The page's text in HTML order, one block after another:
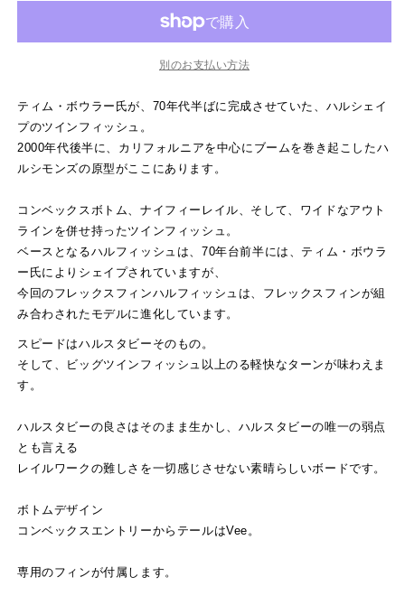
す
増
や
す
別のお支払い方法
ティム・ボウラー氏が、70年代半ばに完成させていた、ハルシェイ
プのツインフィッシュ。
2000年代後半に、カリフォルニアを中心にブームを巻き起こしたハ
ルシモンズの原型がここにあります。
コンベックスボトム、ナイフィーレイル、そして、ワイドなアウト
ラインを併せ持ったツインフィッシュ。
ベースとなるハルフィッシュは、70年台前半には、ティム・ボウラ
ー氏によりシェイプされていますが、
今回のフレックスフィンハルフィッシュは、フレックスフィンが組
み合わされたモデルに進化しています。
スピードはハルスタビーそのもの。
そして、ビッグツインフィッシュ以上のる軽快なターンが味わえま
す。
ハルスタビーの良さはそのまま生かし、ハルスタビーの唯一の弱点
とも言える
レイルワークの難しさを一切感じさせない素晴らしいボードです。
ボトムデザイン
コンベックスエントリーからテールはVee。
専用のフィンが付属します。